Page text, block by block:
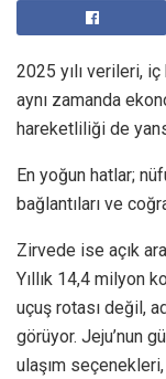
2025 yılı verileri,
aynı zamanda
hareketliliği de
En yoğun hatlar;
bağlantıları ve
Zirvede ise açık
Yıllık 14,4 milyon
uçuş rotası değil,
görüyor. Jeju’nun
ulaşım